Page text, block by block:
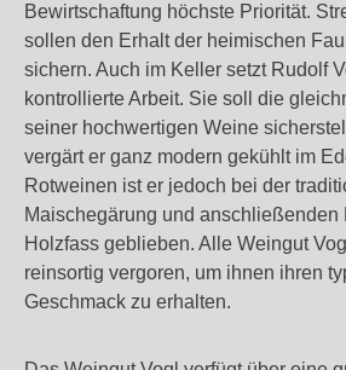
Bewirtschaftung höchste Priorität.
sollen den Erhalt der heimischen
sichern. Auch im Keller setzt Rudolf
kontrollierte Arbeit. Sie soll die
seiner hochwertigen Weine
vergärt er ganz modern gekühlt im
Rotweinen ist er jedoch bei der
Maischegärung und anschließenden
Holzfass geblieben. Alle Weingut
reinsortig vergoren, um ihnen ihren
Geschmack zu erhalten.